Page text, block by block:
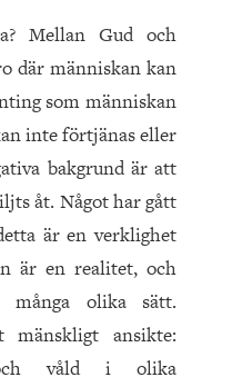
Mellan Gud och
där människan kan
som människan
inte förtjänas eller
bakgrund är att
åt. Något har gått
är en verklighet
är en realitet, och
många olika sätt.
ansikte:
våld i olika